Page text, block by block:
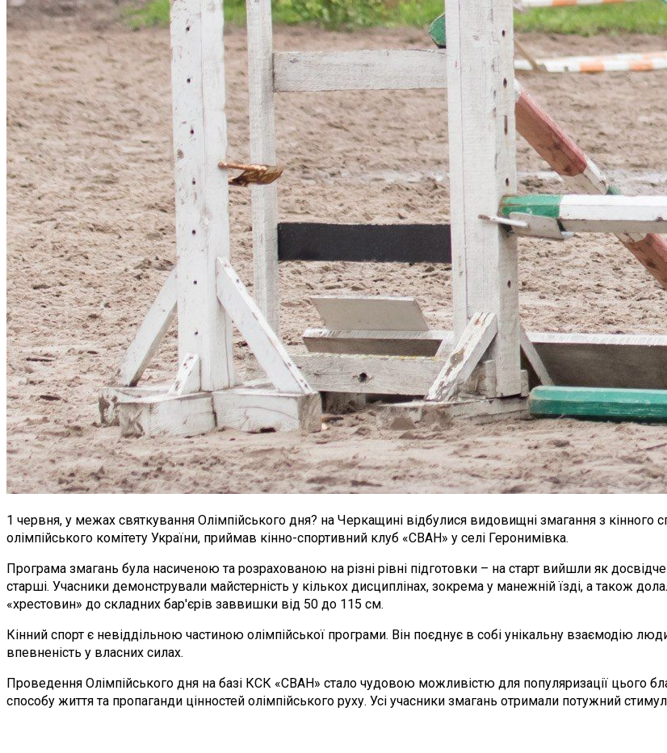
1 червня, у межах святкування Олімпійського дня? на Черкащині відбулися видовищні змагання з кінного
олімпійського комітету України, приймав кінно-спортивний клуб «СВАН» у селі Геронимівка.
Програма змагань була насиченою та розрахованою на різні рівні підготовки – на старт вийшли як
старші. Учасники демонстрували майстерність у кількох дисциплінах, зокрема у манежній їзді, а також
«хрестовин» до складних бар'єрів заввишки від 50 до 115 см.
Кінний спорт є невіддільною частиною олімпійської програми. Він поєднує в собі унікальну взаємодію
впевненість у власних силах.
Проведення Олімпійського дня на базі КСК «СВАН» стало чудовою можливістю для популяризації цього
способу життя та пропаганди цінностей олімпійського руху. Усі учасники змагань отримали потужний